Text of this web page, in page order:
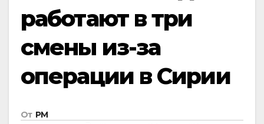
работают в три
смены из-за
операции в Сирии
От РМ